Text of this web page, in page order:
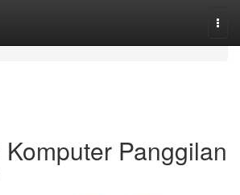
Panggilan